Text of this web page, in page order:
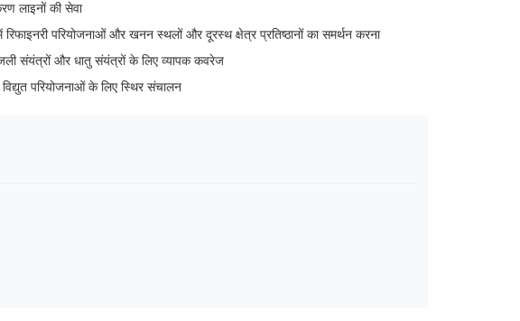
लाइनों की सेवा
परियोजनाओं और खनन स्थलों और दूरस्थ क्षेत्र प्रतिष्ठानों का समर्थन करना
संयंत्रों और धातु संयंत्रों के लिए व्यापक कवरेज
परियोजनाओं के लिए स्थिर संचालन